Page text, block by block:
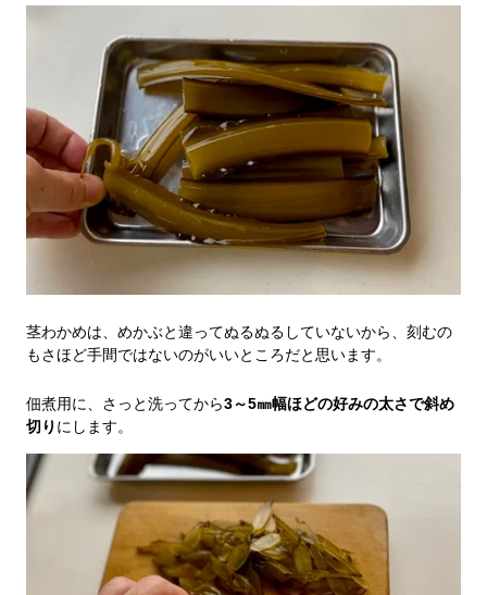
茎わかめは、めかぶと違ってぬるぬるしていないから、刻むの
もさほど手間ではないのがいいところだと思います。
佃煮用に、さっと洗ってから3～5㎜幅ほどの好みの太さで斜め
切り にします。